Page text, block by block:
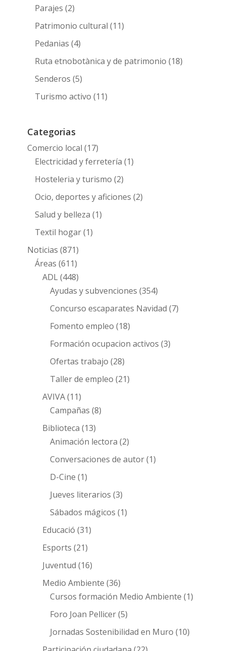
Parajes (2)
Patrimonio cultural (11)
Pedanias (4)
Ruta etnobotànica y de patrimonio (18)
Senderos (5)
Turismo activo (11)
Categorias
Comercio local (17)
Electricidad y ferretería (1)
Hosteleria y turismo (2)
Ocio, deportes y aficiones (2)
Salud y belleza (1)
Textil hogar(1)
Noticias (871)
Áreas (611)
ADL(448)
Ayudas y subvenciones (354)
Concurso escaparates Navidad (7)
Fomento empleo (18)
Formación ocupacion activos (3)
Ofertas trabajo (28)
Taller de empleo (21)
AVIVA(11)
Campañas (8)
Biblioteca (13)
Animación lectora (2)
Conversaciones de autor(1)
D-Cine (1)
Jueves literarios (3)
Sábados mágicos (1)
Educació (31)
Esports (21)
Juventud (16)
Medio Ambiente (36)
Cursos formación Medio Ambiente (1)
Foro Joan Pellicer(5)
Jornadas Sostenibilidad en Muro (10)